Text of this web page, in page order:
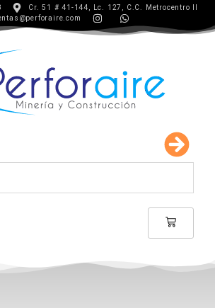
Cr. 51 # 41-144, Lc. 127, C.C. Metrocentro II